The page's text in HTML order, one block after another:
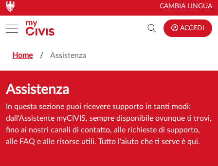
Vai al contenuto principale
Vai al contenuto principale CAMBIA LINGUA
Toggle menu ACCEDI
Home Assistenza
Assistenza
In questa sezione puoi ricevere supporto in tanti modi:
dall'Assistente myCIVIS, sempre disponibile ovunque ti trovi,
fino ai nostri canali di contatto, alle richieste di supporto,
alle FAQ e alle risorse utili. Tutto l'aiuto che ti serve è qui.